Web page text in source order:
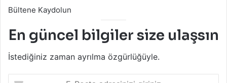
Bültene Kaydolun
En güncel bilgiler size ulaşsın
İstediğiniz zaman ayrılma özgürlüğüyle.